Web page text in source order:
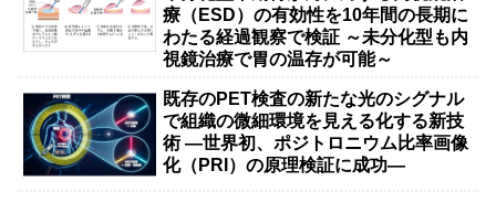
療（ESD）の有効性を10年間の長期に
わたる経過観察で検証 ～未分化型も内
視鏡治療で胃の温存が可能～
既存のPET検査の新たな光のシグナル
で組織の微細環境を見える化する新技
術 ―世界初、ポジトロニウム比率画像
化（PRI）の原理検証に成功―